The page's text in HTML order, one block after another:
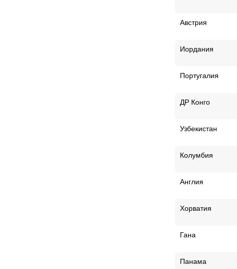
Австрия
Иордания
Португалия
ДР Конго
Узбекистан
Колумбия
Англия
Хорватия
Гана
Панама